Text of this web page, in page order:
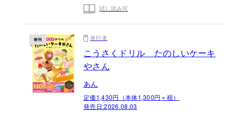
試し読み可
単行本
こうさくドリル たのしいケーキ
やさん
あん
定価1,430円（本体1,300円＋税）
発売日:2026.08.03